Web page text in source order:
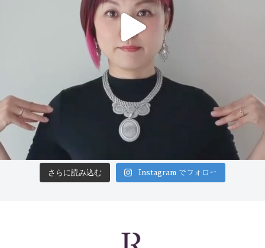
さらに読み込む Instagram でフォロー